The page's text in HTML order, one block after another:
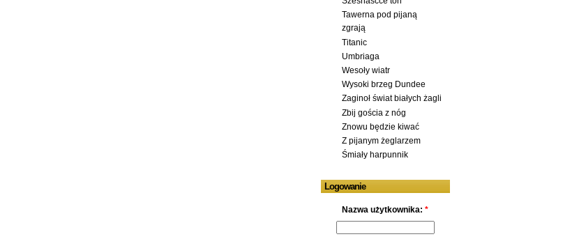
Tawerna pod pijaną
zgrają
Titanic
Umbriaga
Wesoły wiatr
Wysoki brzeg Dundee
Zaginoł świat białych żagli
Zbij gościa z nóg
Znowu będzie kiwać
Z pijanym żeglarzem
Śmiały harpunnik
Logowanie
Nazwa użytkownika: *